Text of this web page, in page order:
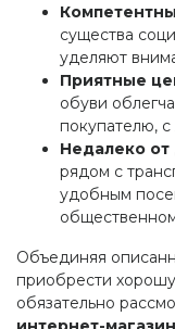
существа
уделяют
Приятные
обуви
покупателю,
Недалеко от
рядом с
удобным
Объединяя
приобрести
обязательно